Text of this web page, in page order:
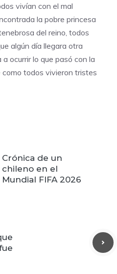
vivían con el mal
la pobre princesa
del reino, todos
algún día llegara otra
ocurrir lo que pasó con la
todos vivieron tristes
Crónica de un
chileno en el
Mundial FIFA 2026